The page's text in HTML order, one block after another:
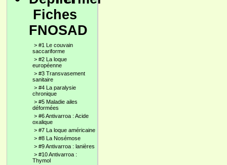
Fiches
FNOSAD
> #1 Le couvain
saccariforme
> #2 La loque
européenne
> #3 Transvasement
sanitaire
> #4 La paralysie
chronique
> #5 Maladie ailes
déformées
> #6 Antivarroa : Acide
oxalique
> #7 La loque américaine
> #8 La Nosémose
> #9 Antivarroa : lanières
> #10 Antivarroa :
Thymol